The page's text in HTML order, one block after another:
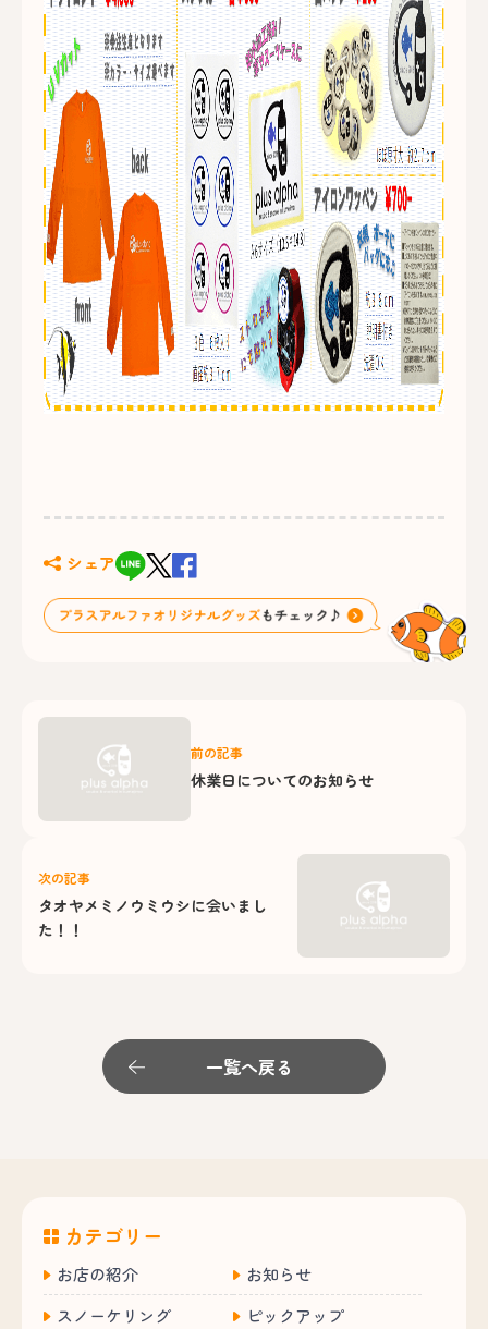
シェア
前の記事
休業日についてのお知らせ
次の記事
タオヤメミノウミウシに会いまし
た！！
一覧へ戻る
カテゴリー
お店の紹介
お知らせ
スノーケリング
ピックアップ